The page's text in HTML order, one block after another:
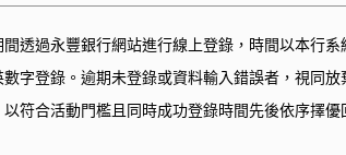
透過永豐銀行網站進行線上登錄，時間以本行
字登錄。逾期未登錄或資料輸入錯誤者，視同放
符合活動門檻且同時成功登錄時間先後依序擇